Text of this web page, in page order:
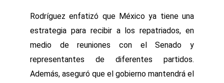
Rodríguez enfatizó que México ya tiene una
estrategia para recibir a los repatriados, en
medio de reuniones con el Senado y
representantes de diferentes partidos.
Además, aseguró que el gobierno mantendrá el